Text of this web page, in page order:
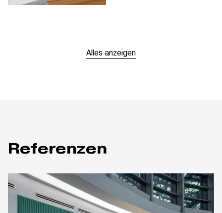
Alles anzeigen
Referenzen